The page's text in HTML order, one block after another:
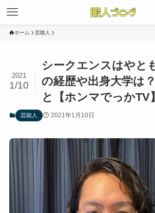
ホーム 芸能人
シークエンスはやと
の経歴や出身大学は
と【ホンマでっかTV】
2021
1/10
芸能人 2021年1月10日